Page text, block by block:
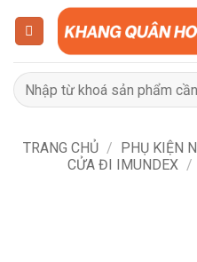
dungTìm
kiếm:
TRANG CHỦ / PHỤ KIỆN
CỬA ĐI IMUNDEX /